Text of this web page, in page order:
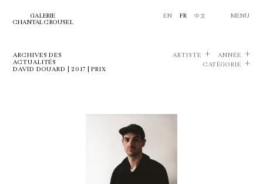
GALERIE
CHANTAL CROUSEL
EN FR 中文 MENU
ARCHIVES DES
ACTUALITÉS
DAVID DOUARD | 2017 | PRIX
ARTISTE
ANNÉE
CATÉGORIE